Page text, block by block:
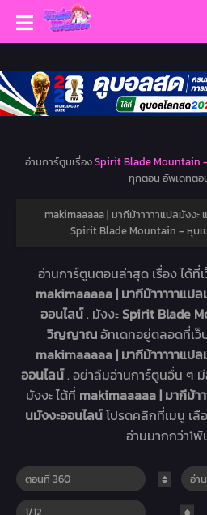
อ่านการ์ตูนเรื่องSpirit Blade Mountain
ทุกตอน อัพเดทตอ
makimaaaaa | มากีม้าาาาาแปลมังงะ
Spirit Blade Mountain – หุบ
อ่านการ์ตูนตอนล่าสุด เรื่องได้ที่
makimaaaaa | มากีม้าาาาาแป
ออนไลน์. มังงะSpirit Blade
วิญญาณอัทเดทอยู่ตลอดที่เว็
makimaaaaa | มากีม้าาาาาแป
ออนไลน์. อย่าลืมอ่านการ์ตูนอื่น ๆ
มังงะ ได้ที่ makimaaaaa | มากีม้า
นมังงะออนไลน์โปรดคลิกที่เมนู เลื
อ่านมากกว่า1พั